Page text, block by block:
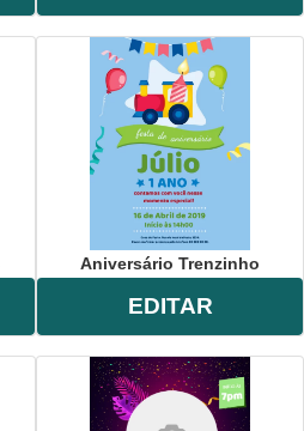
Aniversário Trenzinho
EDITAR